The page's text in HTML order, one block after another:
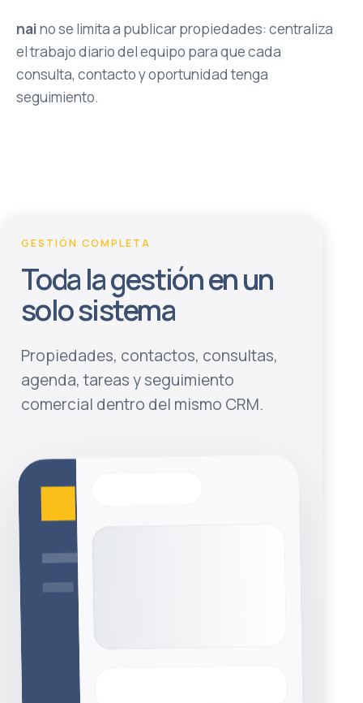
naino se limita a publicar propiedades: centraliza
el trabajo diario del equipo para que cada
consulta, contacto y oportunidad tenga
seguimiento.
GESTIÓN COMPLETA
Toda la gestión en un
solo sistema
Propiedades, contactos, consultas,
agenda, tareas y seguimiento
comercial dentro del mismo CRM.